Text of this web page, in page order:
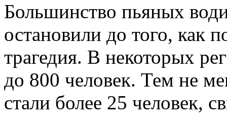
Большинство пьяных
остановили до того, как
трагедия. В некоторых
до 800 человек. Тем не
стали более 25 человек,